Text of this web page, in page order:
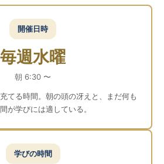
開催日時
毎週水曜
朝 6:30 〜
てる時間。朝の頭の冴えと、まだ何も
が学びには適している。
学びの時間